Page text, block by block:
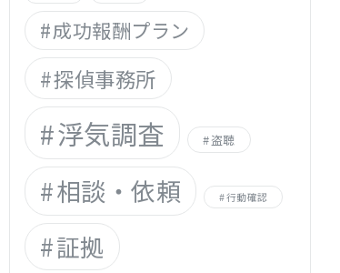
成功報酬プラン
探偵事務所
浮気調査 盗聴
相談・依頼 行動確認
証拠